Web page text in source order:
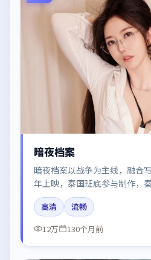
暗夜档案
暗夜档案以战争为主线，融合
年上映，泰国班底参与制作，
肖战、汤唯在片中呈现细腻表
与剪辑强化了情绪曲线。
高清
流畅
12万
130个月前